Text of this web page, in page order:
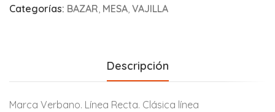
Categorías: BAZAR, MESA, VAJILLA
Descripción
Marca Verbano. Línea Recta. Clásica línea